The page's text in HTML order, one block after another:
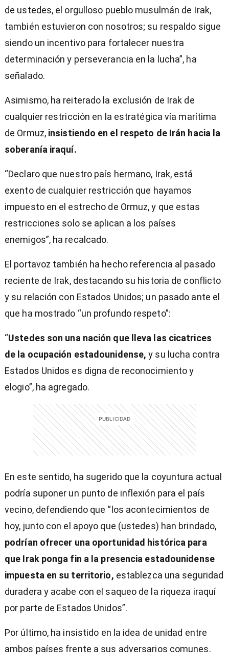
de ustedes, el orgulloso pueblo musulmán de Irak,
también estuvieron con nosotros; su respaldo sigue
siendo un incentivo para fortalecer nuestra
determinación y perseverancia en la lucha”, ha
señalado.
Asimismo, ha reiterado la exclusión de Irak de
cualquier restricción en la estratégica vía marítima
de Ormuz, insistiendo en el respeto de Irán hacia la
soberanía iraquí.
“Declaro que nuestro país hermano, Irak, está
exento de cualquier restricción que hayamos
impuesto en el estrecho de Ormuz, y que estas
restricciones solo se aplican a los países
enemigos”, ha recalcado.
El portavoz también ha hecho referencia al pasado
reciente de Irak, destacando su historia de conflicto
y su relación con Estados Unidos; un pasado ante el
que ha mostrado “un profundo respeto”:
“Ustedes son una nación que lleva las cicatrices
de la ocupación estadounidense, y su lucha contra
Estados Unidos es digna de reconocimiento y
elogio”, ha agregado.
En este sentido, ha sugerido que la coyuntura actual
podría suponer un punto de inflexión para el país
vecino, defendiendo que “los acontecimientos de
hoy, junto con el apoyo que (ustedes) han brindado,
podrían ofrecer una oportunidad histórica para
que Irak ponga fin a la presencia estadounidense
impuesta en su territorio, establezca una seguridad
duradera y acabe con el saqueo de la riqueza iraquí
por parte de Estados Unidos”.
Por último, ha insistido en la idea de unidad entre
ambos países frente a sus adversarios comunes.